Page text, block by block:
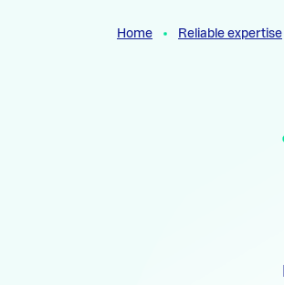
Home Reliable expertise